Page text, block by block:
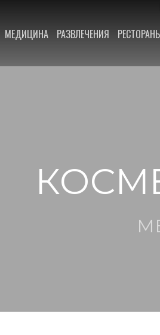
МЕДИЦИНА РАЗВЛЕЧЕНИЯ